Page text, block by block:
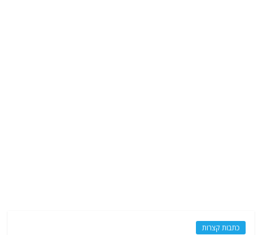
כתבות קצרות